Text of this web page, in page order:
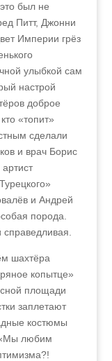
был не
Питт, Джонни
Империи грёз
улыбкой сам
настрой
доброе
«топит»
сделали
и врач Борис
и Андрей
порода.
шахтёра
копытце»
площади
заплетают
костюмы
«Мы любим